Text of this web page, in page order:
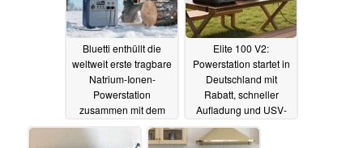
Bluetti enthüllt die
weltweit erste tragbare
Natrium-Ionen-
Powerstation
zusammen mit dem
RVSolar 48V-System
und der FridgePower
Elite 100 V2:
Powerstation startet in
Deutschland mit
Rabatt, schneller
Aufladung und USV-
Funktion01.07.2025